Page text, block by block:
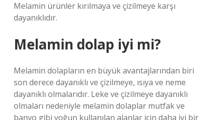
Melamin ürünler kırılmaya ve çizilmeye karşı
dayanıklıdır.
Melamin dolap iyi mi?
Melamin dolapların en büyük avantajlarından biri
son derece dayanıklı ve çizilmeye, ısıya ve neme
dayanıklı olmalarıdır. Leke ve çizilmeye dayanıklı
olmaları nedeniyle melamin dolaplar mutfak ve
banyo gibi yoğun kullanılan alanlar için daha iyi bir